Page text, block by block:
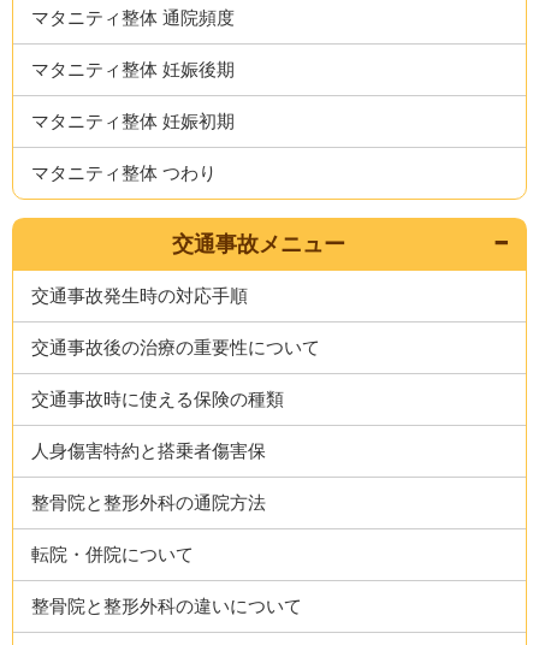
マタニティ整体 通院頻度
マタニティ整体 妊娠後期
マタニティ整体 妊娠初期
マタニティ整体 つわり
交通事故メニュー
交通事故発生時の対応手順
交通事故後の治療の重要性について
交通事故時に使える保険の種類
人身傷害特約と搭乗者傷害保
整骨院と整形外科の通院方法
転院・併院について
整骨院と整形外科の違いについて